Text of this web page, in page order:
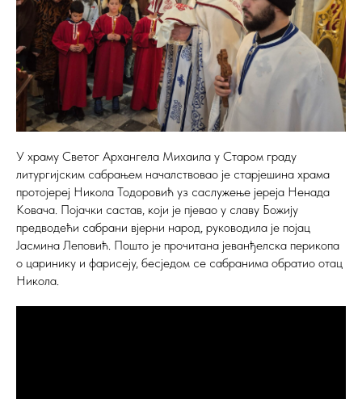
У храму Светог Архангела Михаила у Старом граду
литургијским сабрањем началствовао је старјешина храма
протојереј Никола Тодоровић уз саслужење јереја Ненада
Ковача. Појачки састав, који је пјевао у славу Божију
предводећи сабрани вјерни народ, руководила је појац
Јасмина Леповић. Пошто је прочитана јеванђелска перикопа
о царинику и фарисеју, бесједом се сабранима обратио отац
Никола.